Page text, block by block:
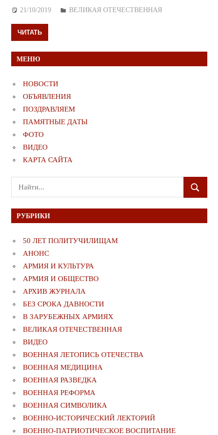
21/10/2019 Дежурный по Редакции
ВЕЛИКАЯ ОТЕЧЕСТВЕННАЯ
ЧИТАТЬ
МЕНЮ
НОВОСТИ
ОБЪЯВЛЕНИЯ
ПОЗДРАВЛЯЕМ
ПАМЯТНЫЕ ДАТЫ
ФОТО
ВИДЕО
КАРТА САЙТА
Поиск
для:
ПОИСК
РУБРИКИ
50 ЛЕТ ПОЛИТУЧИЛИЩАМ
АНОНС
АРМИЯ И КУЛЬТУРА
АРМИЯ И ОБЩЕСТВО
АРХИВ ЖУРНАЛА
БЕЗ СРОКА ДАВНОСТИ
В ЗАРУБЕЖНЫХ АРМИЯХ
ВЕЛИКАЯ ОТЕЧЕСТВЕННАЯ
ВИДЕО
ВОЕННАЯ ЛЕТОПИСЬ ОТЕЧЕСТВА
ВОЕННАЯ МЕДИЦИНА
ВОЕННАЯ РАЗВЕДКА
ВОЕННАЯ РЕФОРМА
ВОЕННАЯ СИМВОЛИКА
ВОЕННО-ИСТОРИЧЕСКИЙ ЛЕКТОРИЙ
ВОЕННО-ПАТРИОТИЧЕСКОЕ ВОСПИТАНИЕ